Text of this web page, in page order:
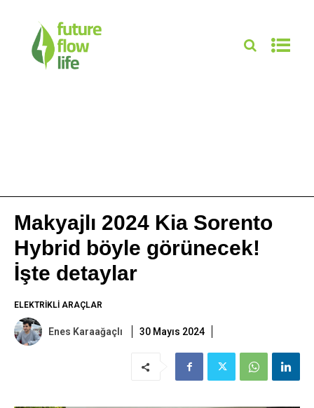
Makyajlı 2024 Kia Sorento
Hybrid böyle görünecek!
İşte detaylar
ELEKTRIKLI ARAÇLAR
Enes Karaağaçlı 30 Mayıs 2024